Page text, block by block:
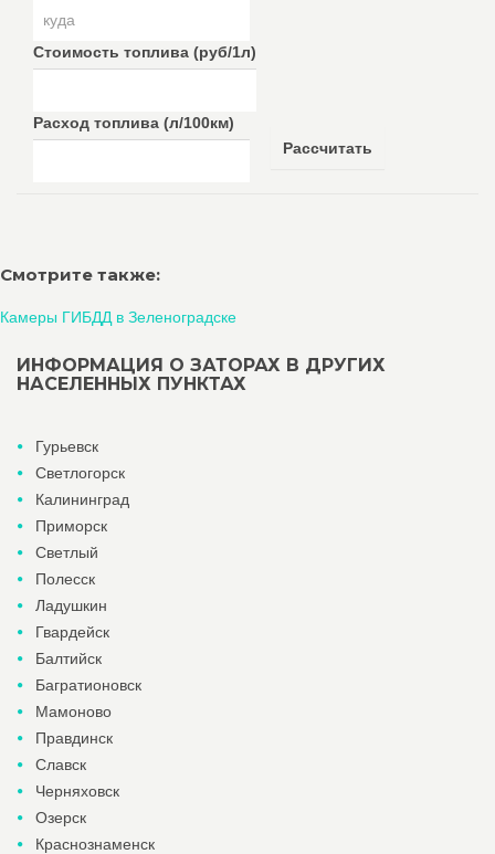
Стоимость топлива (руб/1л)
Расход топлива (л/100км)
Рассчитать
Смотрите также:
Камеры ГИБДД в Зеленоградске
ИНФОРМАЦИЯ О ЗАТОРАХ В ДРУГИХ
НАСЕЛЕННЫХ ПУНКТАХ
Гурьевск
Светлогорск
Калининград
Приморск
Светлый
Полесск
Ладушкин
Гвардейск
Балтийск
Багратионовск
Мамоново
Правдинск
Славск
Черняховск
Озерск
Краснознаменск